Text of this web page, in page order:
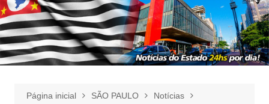
Página inicial SÃO PAULO
Notícias